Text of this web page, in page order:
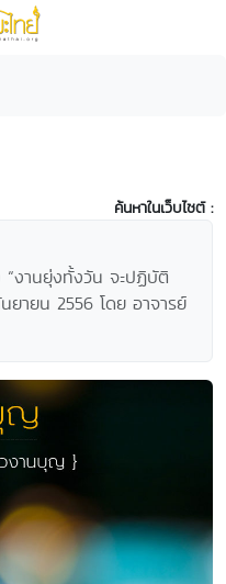
ค้นหาในเว็บไซต์ :
งานยุ่งทั้งวัน จะปฏิบัติ
ยายน 2556 โดย อาจารย์